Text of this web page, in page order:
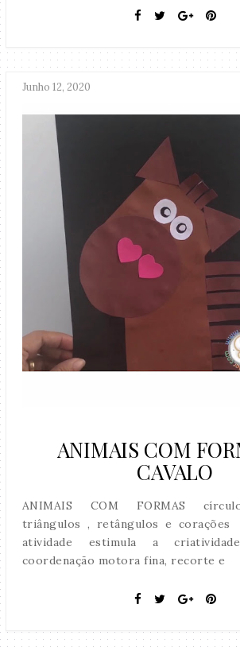
Junho 12, 2020
ANIMAIS COM
CAVALO
ANIMAIS COM FORMAS
triângulos , retângulos e corações
atividade estimula a
coordenação motora fina, recorte e